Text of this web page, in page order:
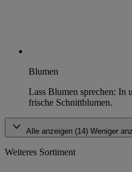
Blumen
Lass Blumen sprechen: In
frische Schnittblumen.
Alle anzeigen (14) Weniger
Weiteres Sortiment